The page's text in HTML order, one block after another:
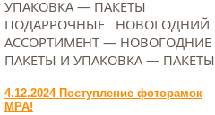
УПАКОВКА — ПАКЕТЫ
ПОДАРРОЧНЫЕ НОВОГОДНИЙ
АССОРТИМЕНТ — НОВОГОДНИЕ
ПАКЕТЫ И УПАКОВКА — ПАКЕТЫ
4.12.2024 Поступление фоторамок
МРА!